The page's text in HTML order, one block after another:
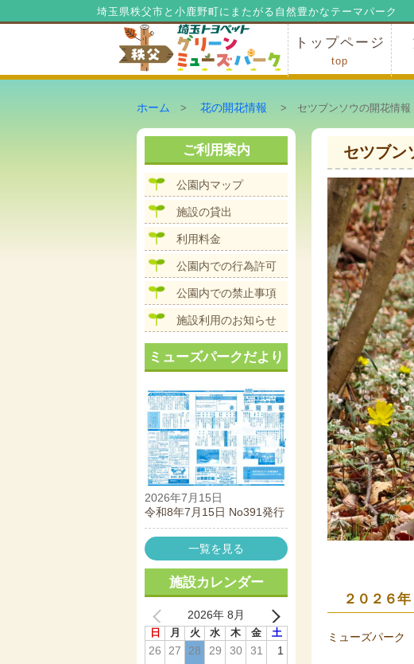
埼玉県秩父市と小鹿野町にまたがる自然豊かなテーマパーク
トップページ
top
ホーム > 花の開花情報 > セツブンソウの開花情報
セツブン
２０２６
ミューズパーク
ご利用案内
公園内マップ
施設の貸出
利用料金
公園内での行為許可
公園内での禁止事項
施設利用のお知らせ
ミューズパークだより
2026年7月15日
令和8年7月15日 No391発行
一覧を見る
施設カレンダー
2026年 8月
日 月 火 水 木 金 土
26 27 28 29 30 31 1